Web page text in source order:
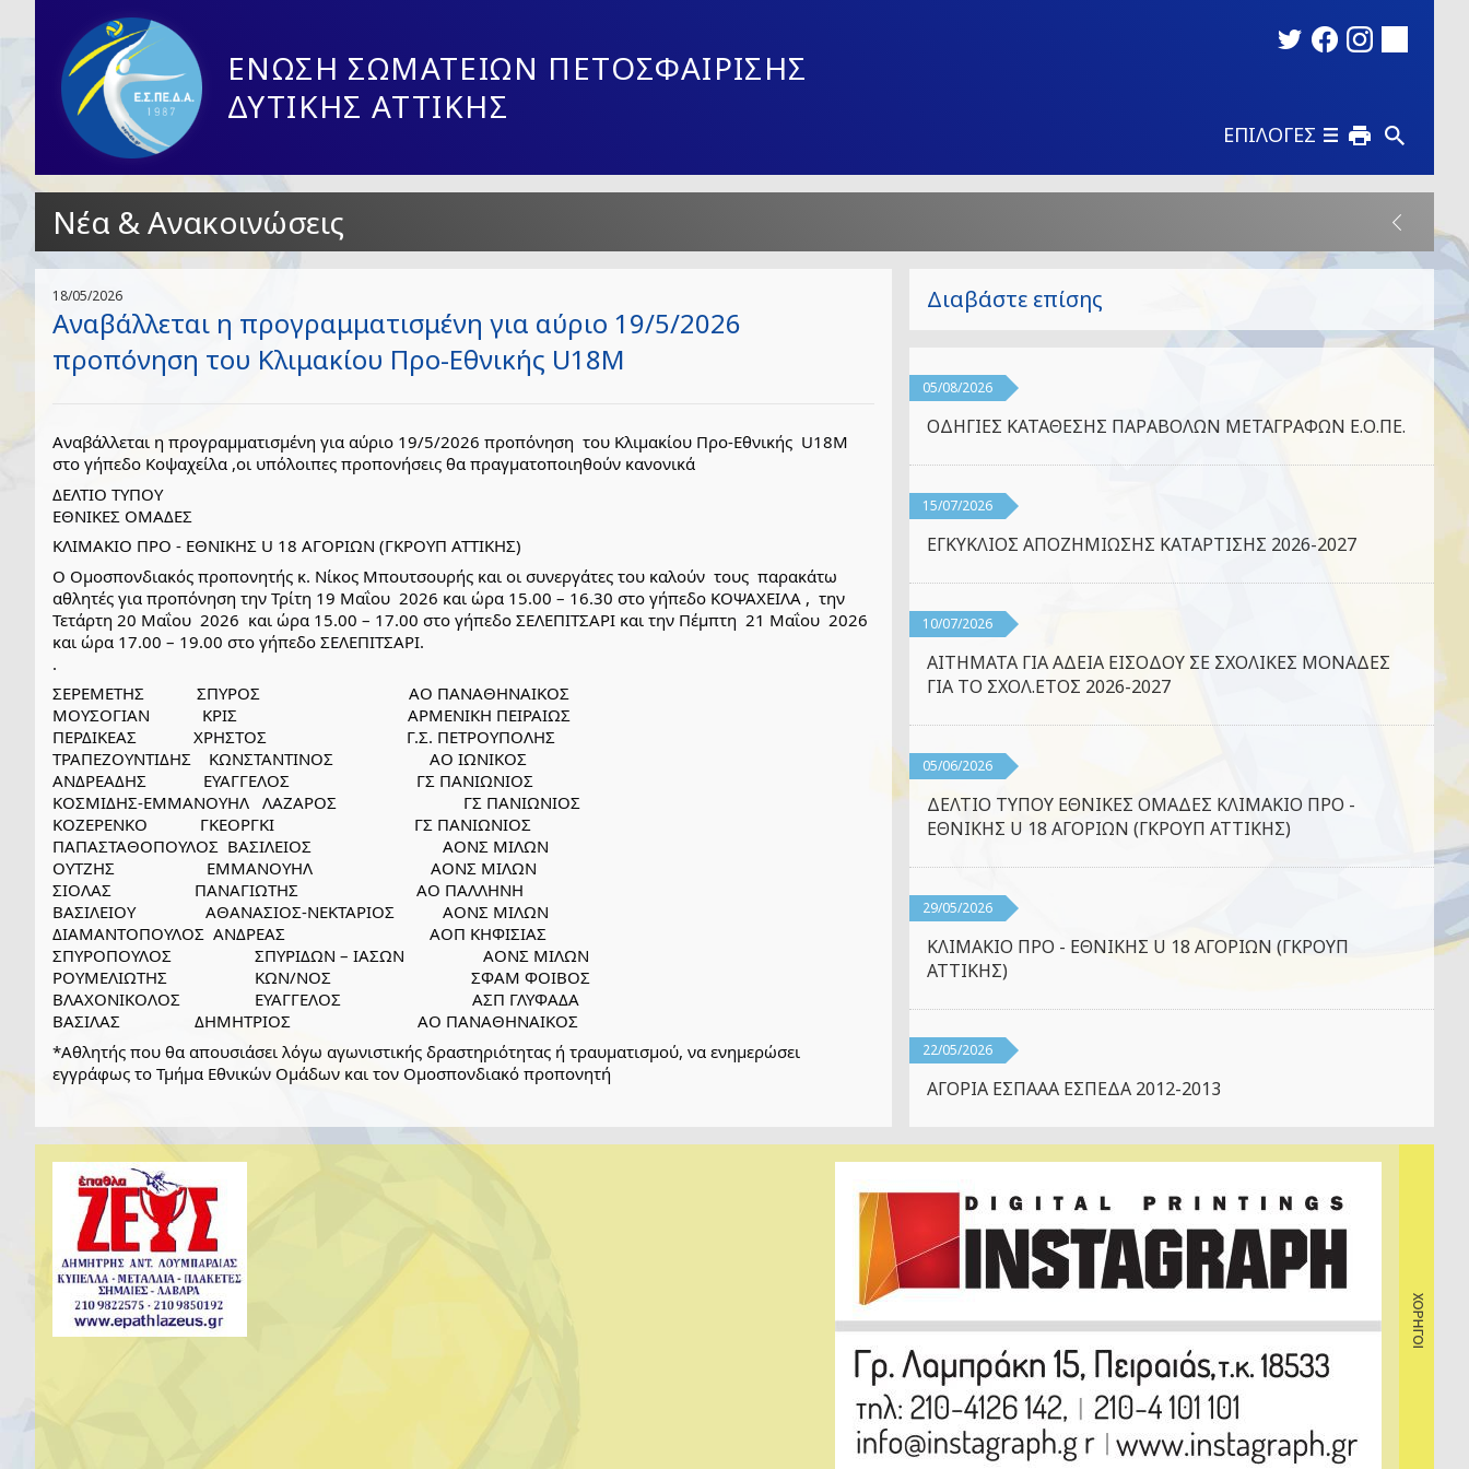
ΕΝΩΣΗ ΣΩΜΑΤΕΙΩΝ ΠΕΤΟΣΦΑΙΡΙΣΗΣ
ΔΥΤΙΚΗΣ ΑΤΤΙΚΗΣ
ΕΠΙΛΟΓΕΣ
Νέα & Ανακοινώσεις
18/05/2026
Αναβάλλεται η προγραμματισμένη για αύριο 19/5/2026
προπόνηση του Κλιμακίου Προ-Εθνικής U18M
Αναβάλλεται η προγραμματισμένη για αύριο 19/5/2026 προπόνηση  του Κλιμακίου Προ-Εθνικής  U18M
στο γήπεδο Κοψαχείλα ,οι υπόλοιπες προπονήσεις θα πραγματοποιηθούν κανονικά
ΔΕΛΤΙΟ ΤΥΠΟΥ
ΕΘΝΙΚΕΣ ΟΜΑΔΕΣ
ΚΛΙΜΑΚΙΟ ΠΡΟ - ΕΘΝΙΚΗΣ U 18 ΑΓΟΡΙΩΝ (ΓΚΡΟΥΠ ΑΤΤΙΚΗΣ)
Ο Ομοσπονδιακός προπονητής κ. Νίκος Μπουτσουρής και οι συνεργάτες του καλούν  τους  παρακάτω
αθλητές για προπόνηση την Τρίτη 19 Μαΐου  2026 και ώρα 15.00 – 16.30 στο γήπεδο ΚΟΨΑΧΕΙΛΑ ,  την
Τετάρτη 20 Μαΐου  2026  και ώρα 15.00 – 17.00 στο γήπεδο ΣΕΛΕΠΙΤΣΑΡΙ και την Πέμπτη  21 Μαΐου  2026
και ώρα 17.00 – 19.00 στο γήπεδο ΣΕΛΕΠΙΤΣΑΡΙ.
.
ΣΕΡΕΜΕΤΗΣ            ΣΠΥΡΟΣ                                  ΑΟ ΠΑΝΑΘΗΝΑΙΚΟΣ
ΜΟΥΣΟΓΙΑΝ            ΚΡΙΣ                                       ΑΡΜΕΝΙΚΗ ΠΕΙΡΑΙΩΣ
ΠΕΡΔΙΚΕΑΣ             ΧΡΗΣΤΟΣ                                Γ.Σ. ΠΕΤΡΟΥΠΟΛΗΣ
ΤΡΑΠΕΖΟΥΝΤΙΔΗΣ    ΚΩΝΣΤΑΝΤΙΝΟΣ                      ΑΟ ΙΩΝΙΚΟΣ
ΑΝΔΡΕΑΔΗΣ             ΕΥΑΓΓΕΛΟΣ                             ΓΣ ΠΑΝΙΩΝΙΟΣ
ΚΟΣΜΙΔΗΣ-ΕΜΜΑΝΟΥΗΛ   ΛΑΖΑΡΟΣ                             ΓΣ ΠΑΝΙΩΝΙΟΣ
ΚΟΖΕΡΕΝΚΟ            ΓΚΕΟΡΓΚΙ                                ΓΣ ΠΑΝΙΩΝΙΟΣ
ΠΑΠΑΣΤΑΘΟΠΟΥΛΟΣ  ΒΑΣΙΛΕΙΟΣ                              ΑΟΝΣ ΜΙΛΩΝ
ΟΥΤΖΗΣ                     ΕΜΜΑΝΟΥΗΛ                           ΑΟΝΣ ΜΙΛΩΝ
ΣΙΟΛΑΣ                   ΠΑΝΑΓΙΩΤΗΣ                           ΑΟ ΠΑΛΛΗΝΗ
ΒΑΣΙΛΕΙΟΥ                ΑΘΑΝΑΣΙΟΣ-ΝΕΚΤΑΡΙΟΣ           ΑΟΝΣ ΜΙΛΩΝ
ΔΙΑΜΑΝΤΟΠΟΥΛΟΣ  ΑΝΔΡΕΑΣ                                 ΑΟΠ ΚΗΦΙΣΙΑΣ
ΣΠΥΡΟΠΟΥΛΟΣ                   ΣΠΥΡΙΔΩΝ – ΙΑΣΩΝ                  ΑΟΝΣ ΜΙΛΩΝ
ΡΟΥΜΕΛΙΩΤΗΣ                    ΚΩΝ/ΝΟΣ                                ΣΦΑΜ ΦΟΙΒΟΣ
ΒΛΑΧΟΝΙΚΟΛΟΣ                 ΕΥΑΓΓΕΛΟΣ                              ΑΣΠ ΓΛΥΦΑΔΑ
ΒΑΣΙΛΑΣ                 ΔΗΜΗΤΡΙΟΣ                             ΑΟ ΠΑΝΑΘΗΝΑΙΚΟΣ
*Αθλητής που θα απουσιάσει λόγω αγωνιστικής δραστηριότητας ή τραυματισμού, να ενημερώσει
εγγράφως το Τμήμα Εθνικών Ομάδων και τον Ομοσπονδιακό προπονητή
Διαβάστε επίσης
05/08/2026
ΟΔΗΓΙΕΣ ΚΑΤΑΘΕΣΗΣ ΠΑΡΑΒΟΛΩΝ ΜΕΤΑΓΡΑΦΩΝ Ε.Ο.ΠΕ.
15/07/2026
ΕΓΚΥΚΛΙΟΣ ΑΠΟΖΗΜΙΩΣΗΣ ΚΑΤΑΡΤΙΣΗΣ 2026-2027
10/07/2026
ΑΙΤΗΜΑΤΑ ΓΙΑ ΑΔΕΙΑ ΕΙΣΟΔΟΥ ΣΕ ΣΧΟΛΙΚΕΣ ΜΟΝΑΔΕΣ
ΓΙΑ ΤΟ ΣΧΟΛ.ΕΤΟΣ 2026-2027
05/06/2026
ΔΕΛΤΙΟ ΤΥΠΟΥ ΕΘΝΙΚΕΣ ΟΜΑΔΕΣ ΚΛΙΜΑΚΙΟ ΠΡΟ -
ΕΘΝΙΚΗΣ U 18 ΑΓΟΡΙΩΝ (ΓΚΡΟΥΠ ΑΤΤΙΚΗΣ)
29/05/2026
ΚΛΙΜΑΚΙΟ ΠΡΟ - ΕΘΝΙΚΗΣ U 18 ΑΓΟΡΙΩΝ (ΓΚΡΟΥΠ
ΑΤΤΙΚΗΣ)
22/05/2026
ΑΓΟΡΙΑ ΕΣΠΑΑΑ ΕΣΠΕΔΑ 2012-2013